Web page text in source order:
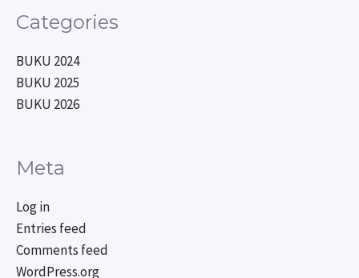
Categories
BUKU 2024
BUKU 2025
BUKU 2026
Meta
Log in
Entries feed
Comments feed
WordPress.org